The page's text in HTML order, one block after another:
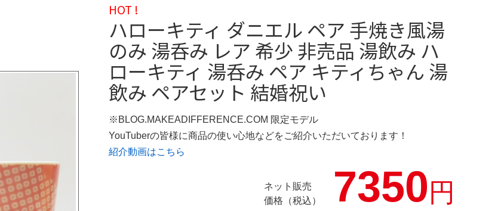
HOT !
ハローキティ ダニエル ペア 手焼き風湯
のみ 湯呑み レア 希少 非売品 湯飲み ハ
ローキティ 湯呑み ペア キティちゃん 湯
飲み ペアセット 結婚祝い
※BLOG.MAKEADIFFERENCE.COM 限定モデル
YouTuberの皆様に商品の使い心地などをご紹介いただいております！
紹介動画はこちら
ネット販売
価格（税込）
7350円